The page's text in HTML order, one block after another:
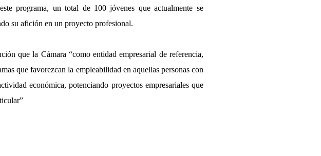
programa, un total de 100 jóvenes que actualmente se
su afición en un proyecto profesional.
que la Cámara “como entidad empresarial de referencia,
que favorezcan la empleabilidad en aquellas personas con
económica, potenciando proyectos empresariales que